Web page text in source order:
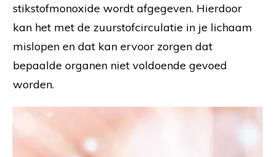
stikstofmonoxide wordt afgegeven. Hierdoor
kan het met de zuurstofcirculatie in je lichaam
mislopen en dat kan ervoor zorgen dat
bepaalde organen niet voldoende gevoed
worden.